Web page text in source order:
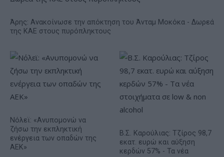
Άρης: Ανακοίνωσε την απόκτηση του Άνταμ Μοκόκα - Δωρεά
της ΚΑΕ στους πυρόπληκτους
Νόλεϊ: «Ανυπομονώ να
ζήσω την εκπληκτική
ενέργεια των οπαδών της
ΑΕΚ»
Β.Σ. Καρούλιας: Τζίρος 98,7
εκατ. ευρώ και αύξηση
κερδών 57% - Τα νέα